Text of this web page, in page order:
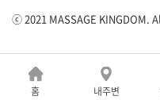
홈 내주변
ⓒ 2021 MASSAGE KINGDOM.